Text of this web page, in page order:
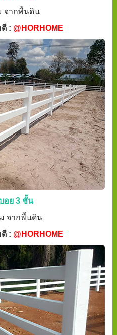
จากพื้นดิน
ดี : @HORHOME
อย 3 ชั้น
จากพื้นดิน
ดี : @HORHOME